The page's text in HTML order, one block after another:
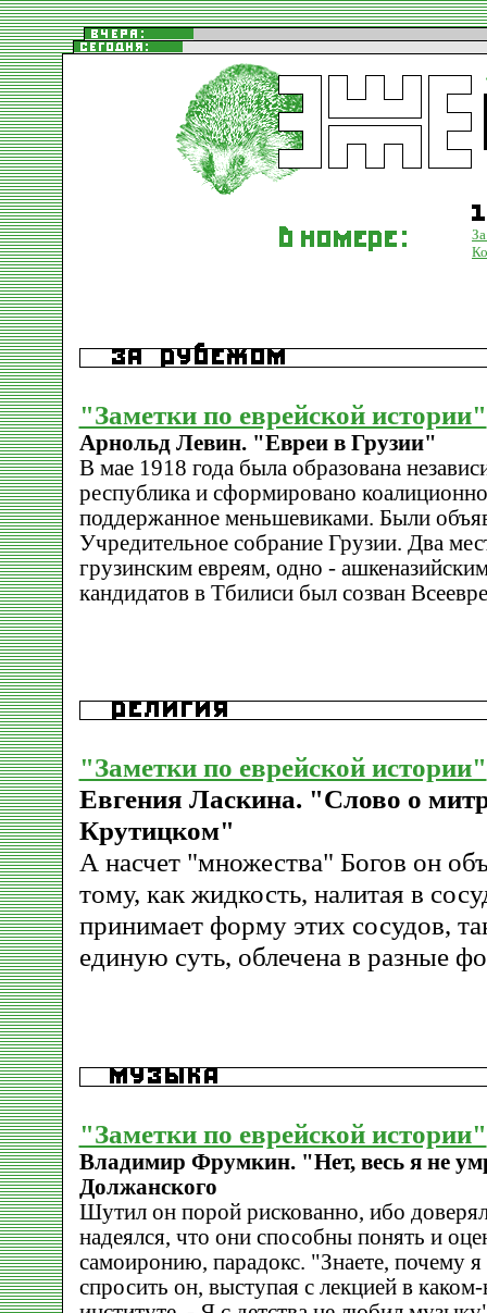
"Заметки по еврейской истории"
Арнольд Левин. "Евреи в Грузии"
В мае 1918 года была образована
республика и сформировано
поддержанное меньшевиками. Были
Учредительное собрание Грузии. Два
грузинским евреям, одно -
кандидатов в Тбилиси был созван
"Заметки по еврейской истории"
Евгения Ласкина. "Слово о
Крутицком"
А насчет "множества" Богов он
тому, как жидкость, налитая в
принимает форму этих сосудов,
единую суть, облечена в разные
"Заметки по еврейской истории"
Владимир Фрумкин. "Нет, весь я не
Должанского
Шутил он порой рискованно, ибо
надеялся, что они способны понять и
самоиронию, парадокс. "Знаете, почему
спросить он, выступая с лекцией в